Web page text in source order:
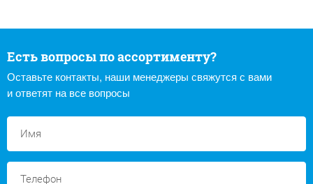
Есть вопросы по ассортименту?
Оставьте контакты, наши менеджеры свяжутся с вами
и ответят на все вопросы